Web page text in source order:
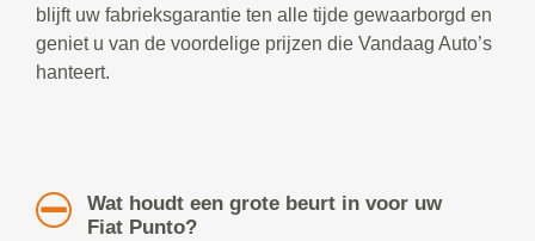
blijft uw fabrieksgarantie ten alle tijde gewaarborgd en
geniet u van de voordelige prijzen die Vandaag Auto’s
hanteert.
Wat houdt een grote beurt in voor uw
Fiat Punto?